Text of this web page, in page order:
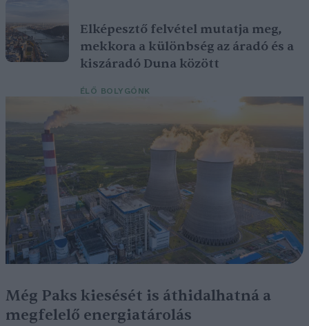
Elképesztő felvétel mutatja meg,
mekkora a különbség az áradó és a
kiszáradó Duna között
ÉLŐ BOLYGÓNK
Még Paks kiesését is áthidalhatná a
megfelelő energiatárolás